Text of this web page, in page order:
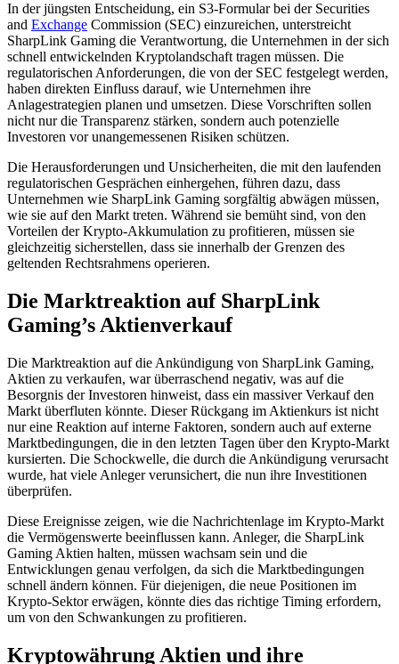
In der jüngsten Entscheidung, ein S3-Formular bei der Securities
and Exchange Commission (SEC) einzureichen, unterstreicht
SharpLink Gaming die Verantwortung, die Unternehmen in der sich
schnell entwickelnden Kryptolandschaft tragen müssen. Die
regulatorischen Anforderungen, die von der SEC festgelegt werden,
haben direkten Einfluss darauf, wie Unternehmen ihre
Anlagestrategien planen und umsetzen. Diese Vorschriften sollen
nicht nur die Transparenz stärken, sondern auch potenzielle
Investoren vor unangemessenen Risiken schützen.
Die Herausforderungen und Unsicherheiten, die mit den laufenden
regulatorischen Gesprächen einhergehen, führen dazu, dass
Unternehmen wie SharpLink Gaming sorgfältig abwägen müssen,
wie sie auf den Markt treten. Während sie bemüht sind, von den
Vorteilen der Krypto-Akkumulation zu profitieren, müssen sie
gleichzeitig sicherstellen, dass sie innerhalb der Grenzen des
geltenden Rechtsrahmens operieren.
Die Marktreaktion auf SharpLink
Gaming’s Aktienverkauf
Die Marktreaktion auf die Ankündigung von SharpLink Gaming,
Aktien zu verkaufen, war überraschend negativ, was auf die
Besorgnis der Investoren hinweist, dass ein massiver Verkauf den
Markt überfluten könnte. Dieser Rückgang im Aktienkurs ist nicht
nur eine Reaktion auf interne Faktoren, sondern auch auf externe
Marktbedingungen, die in den letzten Tagen über den Krypto-Markt
kursierten. Die Schockwelle, die durch die Ankündigung verursacht
wurde, hat viele Anleger verunsichert, die nun ihre Investitionen
überprüfen.
Diese Ereignisse zeigen, wie die Nachrichtenlage im Krypto-Markt
die Vermögenswerte beeinflussen kann. Anleger, die SharpLink
Gaming Aktien halten, müssen wachsam sein und die
Entwicklungen genau verfolgen, da sich die Marktbedingungen
schnell ändern können. Für diejenigen, die neue Positionen im
Krypto-Sektor erwägen, könnte dies das richtige Timing erfordern,
um von den Schwankungen zu profitieren.
Kryptowährung Aktien und ihre